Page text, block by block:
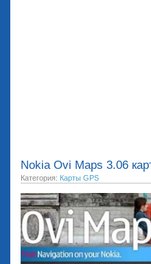
Nokia Ovi Maps 3.06
Категория: Карты GPS